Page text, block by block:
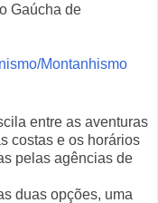
Gaúcha de
Montanhismo
entre as aventuras
costas e os horários
pelas agências de
duas opções, uma